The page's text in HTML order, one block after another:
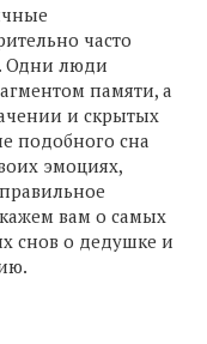
часто
Одни люди
памяти, а
и скрытых
подобного сна
эмоциях,
вам о самых
снов о дедушке и